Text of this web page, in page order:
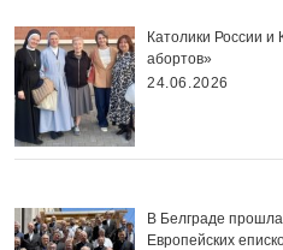
Католики России и
абортов»
24.06.2026
В Белграде прошла
Европейских